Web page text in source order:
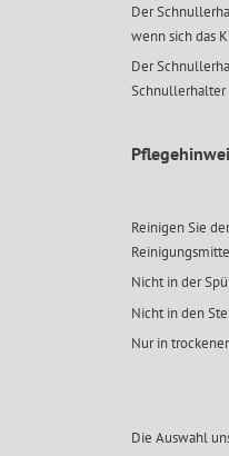
Der
wenn sich das
Der
Schnullerhalter
Reinigen Sie
Nicht in der
Nicht in den
Nur in
Die Auswahl